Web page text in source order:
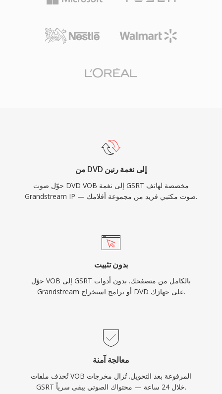
من DVD إلى نغمة رنين
حوّل صوت DVD VOB إلى نغمة GSRT مخصصة لهاتف
Grandstream IP — صوت مكتبي فريد من مجموعة أفلامك.
بدون تثبيت
حوّل VOB إلى GSRT بالكامل من متصفحك. بدون أدوات
Grandstream أو برامج استخراج DVD على جهازك.
معالجة آمنة
تُحذف ملفات VOB المرفوعة بعد التحويل. تُزال مخرجات
GSRT خلال 24 ساعة — محتواك الصوتي يبقى سرياً.